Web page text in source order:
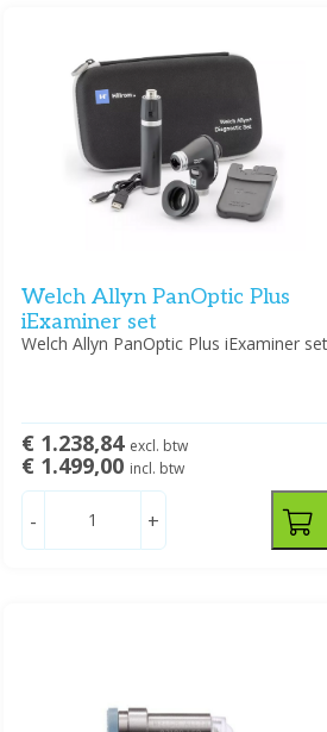
Welch Allyn PanOptic Plus
iExaminer set
Welch Allyn PanOptic Plus iExaminer set
€ 1.238,84 excl. btw
€ 1.499,00 incl. btw
- +